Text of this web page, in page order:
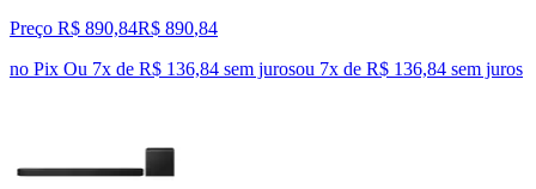
Preço R$ 890,84R$ 890,84
no Pix Ou 7x de R$ 136,84 sem jurosou 7x de R$ 136,84 sem juros